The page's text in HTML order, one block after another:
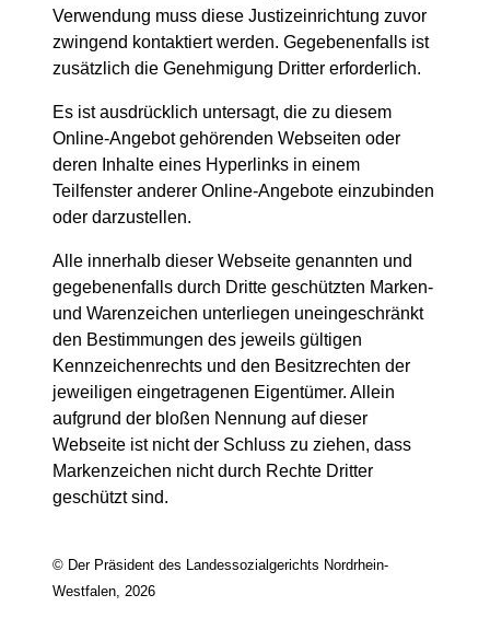
Verwendung muss diese Justizeinrichtung zuvor
zwingend kontaktiert werden. Gegebenenfalls ist
zusätzlich die Genehmigung Dritter erforderlich.
Es ist ausdrücklich untersagt, die zu diesem
Online-Angebot gehörenden Webseiten oder
deren Inhalte eines Hyperlinks in einem
Teilfenster anderer Online-Angebote einzubinden
oder darzustellen.
Alle innerhalb dieser Webseite genannten und
gegebenenfalls durch Dritte geschützten Marken-
und Warenzeichen unterliegen uneingeschränkt
den Bestimmungen des jeweils gültigen
Kennzeichenrechts und den Besitzrechten der
jeweiligen eingetragenen Eigentümer. Allein
aufgrund der bloßen Nennung auf dieser
Webseite ist nicht der Schluss zu ziehen, dass
Markenzeichen nicht durch Rechte Dritter
geschützt sind.
© Der Präsident des Landessozialgerichts Nordrhein-
Westfalen, 2026